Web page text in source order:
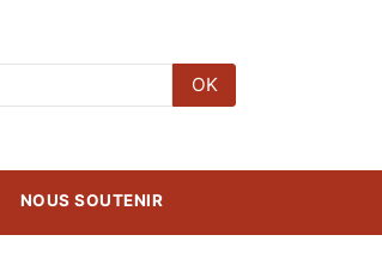
OK
NOUS SOUTENIR